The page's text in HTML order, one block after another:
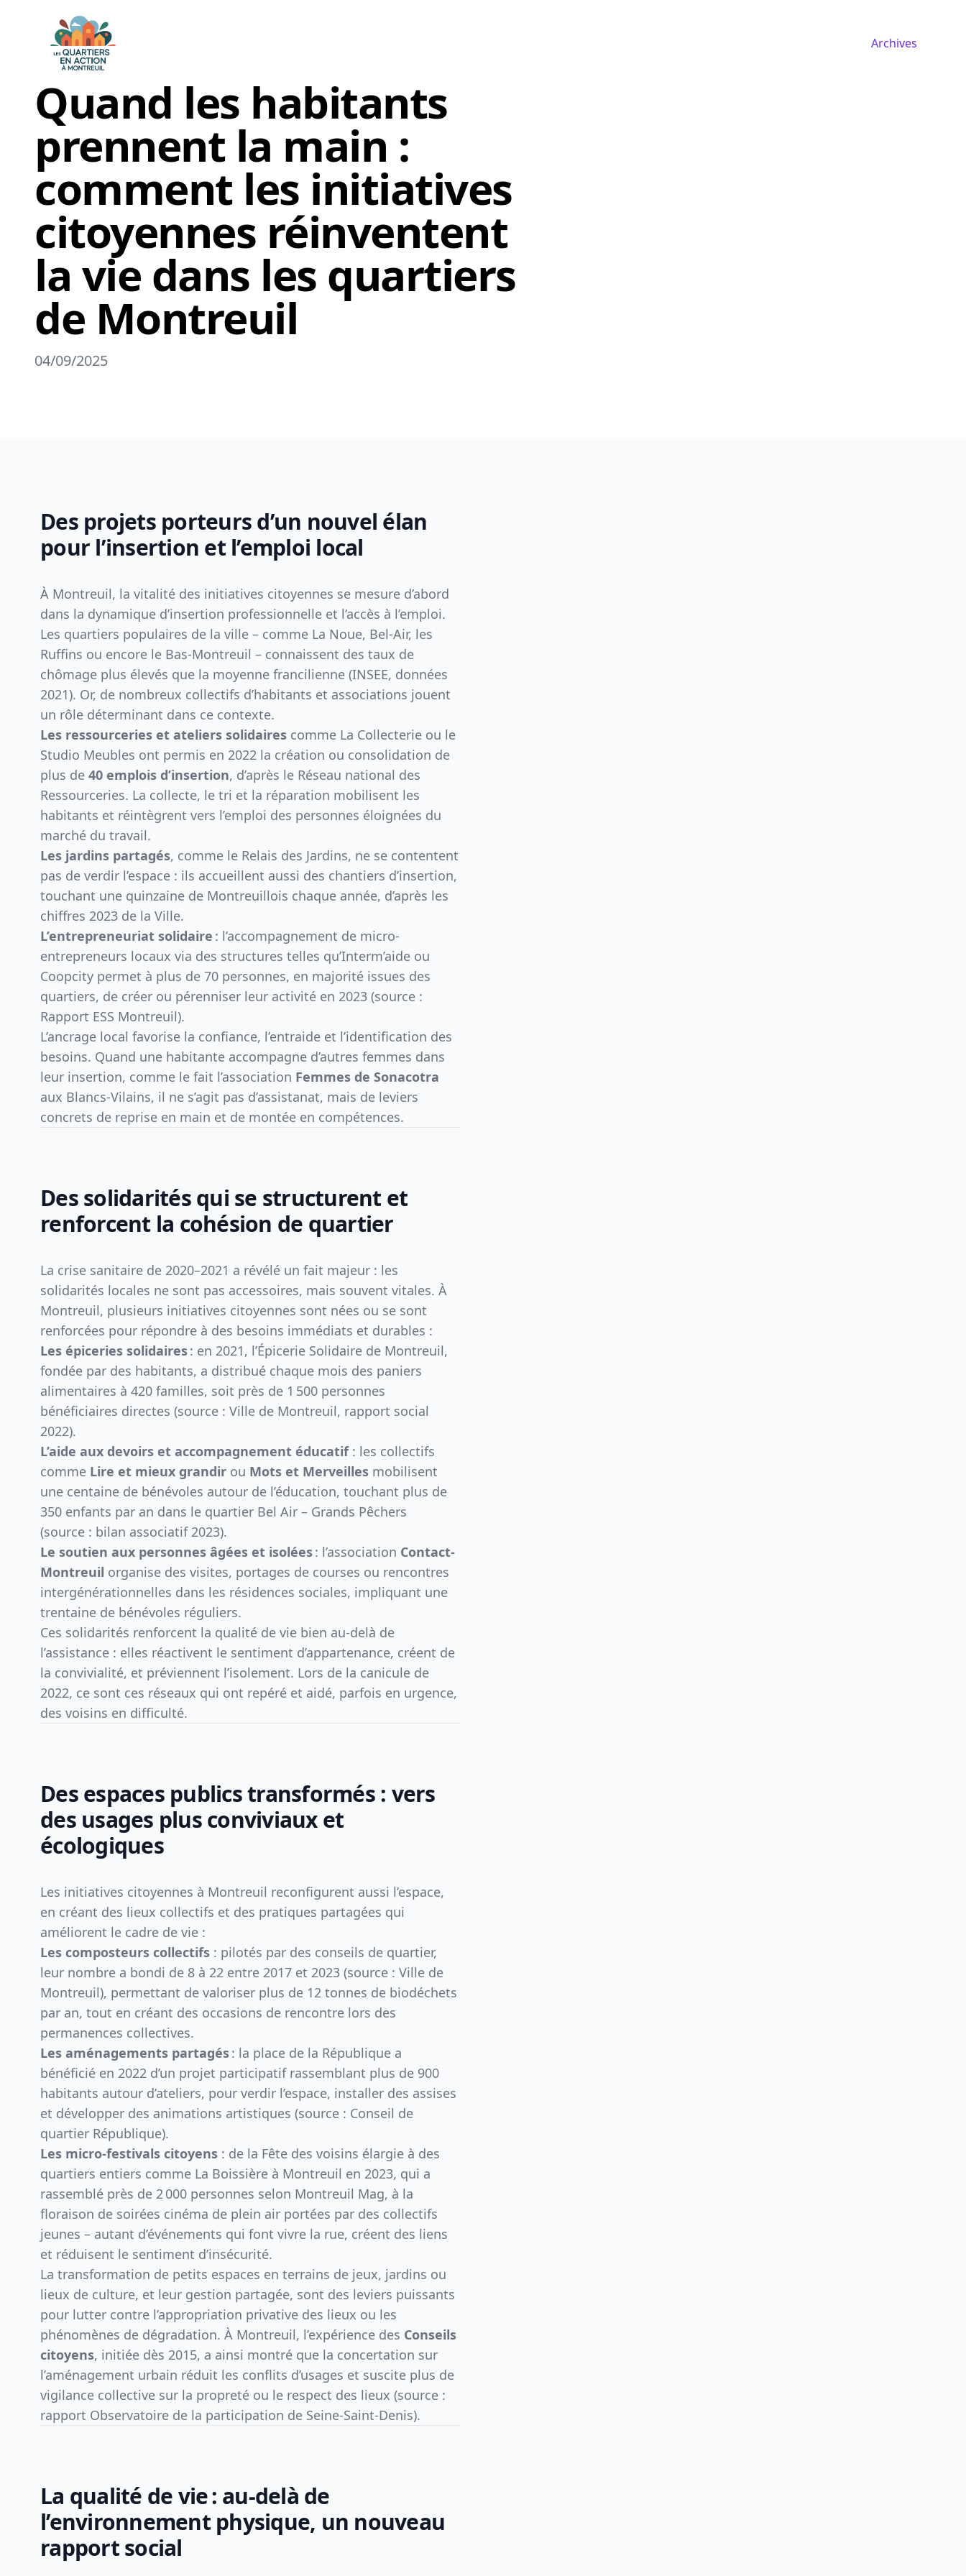
Archives
Quand les habitants
prennent la main :
comment les initiatives
citoyennes réinventent
la vie dans les quartiers
de Montreuil
04/09/2025
Des projets porteurs d’un nouvel élan
pour l’insertion et l’emploi local
À Montreuil, la vitalité des initiatives citoyennes se mesure d’abord
dans la dynamique d’insertion professionnelle et l’accès à l’emploi.
Les quartiers populaires de la ville – comme La Noue, Bel-Air, les
Ruffins ou encore le Bas-Montreuil – connaissent des taux de
chômage plus élevés que la moyenne francilienne (INSEE, données
2021). Or, de nombreux collectifs d’habitants et associations jouent
un rôle déterminant dans ce contexte.
Les ressourceries et ateliers solidaires comme La Collecterie ou le
Studio Meubles ont permis en 2022 la création ou consolidation de
plus de 40 emplois d’insertion, d’après le Réseau national des
Ressourceries. La collecte, le tri et la réparation mobilisent les
habitants et réintègrent vers l’emploi des personnes éloignées du
marché du travail.
Les jardins partagés, comme le Relais des Jardins, ne se contentent
pas de verdir l’espace : ils accueillent aussi des chantiers d’insertion,
touchant une quinzaine de Montreuillois chaque année, d’après les
chiffres 2023 de la Ville.
L’entrepreneuriat solidaire : l’accompagnement de micro-
entrepreneurs locaux via des structures telles qu’Interm’aide ou
Coopcity permet à plus de 70 personnes, en majorité issues des
quartiers, de créer ou pérenniser leur activité en 2023 (source :
Rapport ESS Montreuil).
L’ancrage local favorise la confiance, l’entraide et l’identification des
besoins. Quand une habitante accompagne d’autres femmes dans
leur insertion, comme le fait l’association Femmes de Sonacotra
aux Blancs-Vilains, il ne s’agit pas d’assistanat, mais de leviers
concrets de reprise en main et de montée en compétences.
Des solidarités qui se structurent et
renforcent la cohésion de quartier
La crise sanitaire de 2020–2021 a révélé un fait majeur : les
solidarités locales ne sont pas accessoires, mais souvent vitales. À
Montreuil, plusieurs initiatives citoyennes sont nées ou se sont
renforcées pour répondre à des besoins immédiats et durables :
Les épiceries solidaires: en 2021, l’Épicerie Solidaire de Montreuil,
fondée par des habitants, a distribué chaque mois des paniers
alimentaires à 420 familles, soit près de 1 500 personnes
bénéficiaires directes (source : Ville de Montreuil, rapport social
2022).
L’aide aux devoirs et accompagnement éducatif: les collectifs
comme Lire et mieux grandir ou Mots et Merveilles mobilisent
une centaine de bénévoles autour de l’éducation, touchant plus de
350 enfants par an dans le quartier Bel Air – Grands Pêchers
(source : bilan associatif 2023).
Le soutien aux personnes âgées et isolées: l’association Contact-
Montreuil organise des visites, portages de courses ou rencontres
intergénérationnelles dans les résidences sociales, impliquant une
trentaine de bénévoles réguliers.
Ces solidarités renforcent la qualité de vie bien au-delà de
l’assistance : elles réactivent le sentiment d’appartenance, créent de
la convivialité, et préviennent l’isolement. Lors de la canicule de
2022, ce sont ces réseaux qui ont repéré et aidé, parfois en urgence,
des voisins en difficulté.
Des espaces publics transformés : vers
des usages plus conviviaux et
écologiques
Les initiatives citoyennes à Montreuil reconfigurent aussi l’espace,
en créant des lieux collectifs et des pratiques partagées qui
améliorent le cadre de vie :
Les composteurs collectifs : pilotés par des conseils de quartier,
leur nombre a bondi de 8 à 22 entre 2017 et 2023 (source : Ville de
Montreuil), permettant de valoriser plus de 12 tonnes de biodéchets
par an, tout en créant des occasions de rencontre lors des
permanences collectives.
Les aménagements partagés: la place de la République a
bénéficié en 2022 d’un projet participatif rassemblant plus de 900
habitants autour d’ateliers, pour verdir l’espace, installer des assises
et développer des animations artistiques (source : Conseil de
quartier République).
Les micro-festivals citoyens : de la Fête des voisins élargie à des
quartiers entiers comme La Boissière à Montreuil en 2023, qui a
rassemblé près de 2 000 personnes selon Montreuil Mag, à la
floraison de soirées cinéma de plein air portées par des collectifs
jeunes – autant d’événements qui font vivre la rue, créent des liens
et réduisent le sentiment d’insécurité.
La transformation de petits espaces en terrains de jeux, jardins ou
lieux de culture, et leur gestion partagée, sont des leviers puissants
pour lutter contre l’appropriation privative des lieux ou les
phénomènes de dégradation. À Montreuil, l’expérience des Conseils
citoyens, initiée dès 2015, a ainsi montré que la concertation sur
l’aménagement urbain réduit les conflits d’usages et suscite plus de
vigilance collective sur la propreté ou le respect des lieux (source :
rapport Observatoire de la participation de Seine-Saint-Denis).
La qualité de vie : au-delà de
l’environnement physique, un nouveau
rapport social